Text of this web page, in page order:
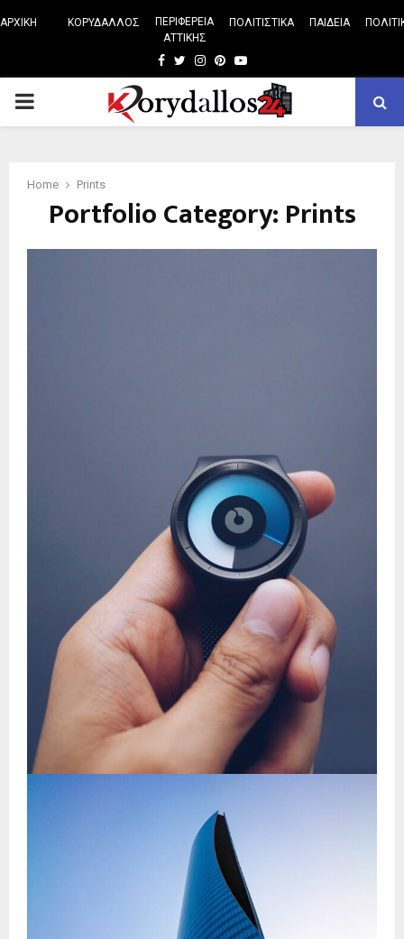
ΑΡΧΙΚΗ ΚΟΡΥΔΑΛΛΟΣ
ΠΕΡΙΦΕΡΕΙΑ
ΑΤΤΙΚΗΣ
ΠΟΛΙΤΙΣΤΙΚΑ ΠΑΙΔΕΙΑ
Facebook
TwitterInstagram
Pinterest
Youtube
PRIMARY
Home Prints
Portfolio Category: Prints